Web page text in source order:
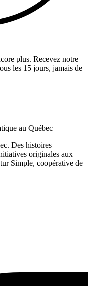
plus. Recevez notre
les 15 jours, jamais de
Des histoires
originales aux
Simple, coopérative de